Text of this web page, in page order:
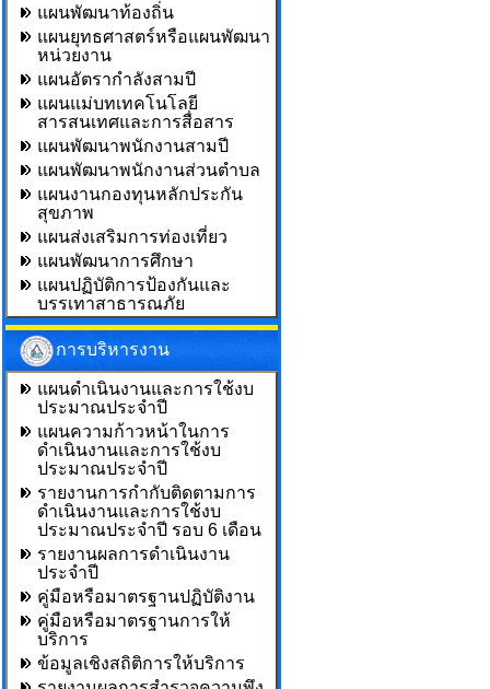
แผนพัฒนาท้องถิ่น
แผนยุทธศาสตร์หรือแผนพัฒนา
หน่วยงาน
แผนอัตรากำลังสามปี
แผนแม่บทเทคโนโลยี
สารสนเทศและการสื่อสาร
แผนพัฒนาพนักงานสามปี
แผนพัฒนาพนักงานส่วนตำบล
แผนงานกองทุนหลักประกัน
สุขภาพ
แผนส่งเสริมการท่องเที่ยว
แผนพัฒนาการศึกษา
แผนปฏิบัติการป้องกันและ
บรรเทาสาธารณภัย
การบริหารงาน
แผนดำเนินงานและการใช้งบ
ประมาณประจำปี
แผนความก้าวหน้าในการ
ดำเนินงานและการใช้งบ
ประมาณประจำปี
รายงานการกำกับติดตามการ
ดำเนินงานและการใช้งบ
ประมาณประจำปี รอบ 6 เดือน
รายงานผลการดำเนินงาน
ประจำปี
คู่มือหรือมาตรฐานปฏิบัติงาน
คู่มือหรือมาตรฐานการให้
บริการ
ข้อมูลเชิงสถิติการให้บริการ